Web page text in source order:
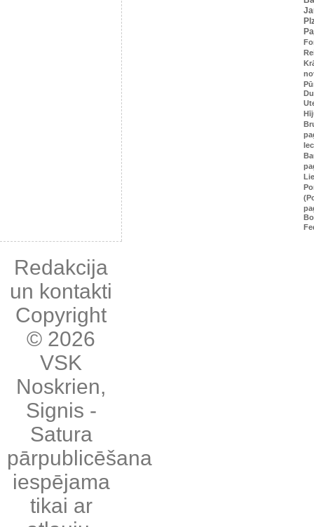
Redakcija
un kontakti
Copyright
© 2026
VSK
Noskrien,
Signis -
Satura
pārpublicēšana
iespējama
tikai ar